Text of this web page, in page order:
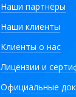
Наши партнёры
Наши клиенты
Клиенты о нас
Лицензии и
Официальные